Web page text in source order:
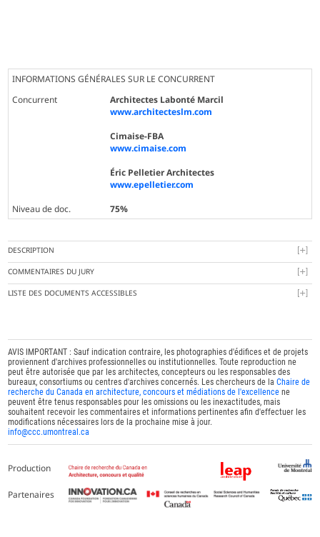
INFORMATIONS GÉNÉRALES SUR LE CONCURRENT
Concurrent
Architectes Labonté Marcil
www.architecteslm.com
Cimaise-FBA
www.cimaise.com
Éric Pelletier Architectes
www.epelletier.com
Niveau de doc.
75%
DESCRIPTION
COMMENTAIRES DU JURY
LISTE DES DOCUMENTS ACCESSIBLES
AVIS IMPORTANT : Sauf indication contraire, les photographies d'édifices et de projets
proviennent d'archives professionnelles ou institutionnelles. Toute reproduction ne
peut être autorisée que par les architectes, concepteurs ou les responsables des
bureaux, consortiums ou centres d'archives concernés. Les chercheurs de laChaire de
recherche du Canada en architecture, concours et médiations de l'excellence ne
peuvent être tenus responsables pour les omissions ou les inexactitudes, mais
souhaitent recevoir les commentaires et informations pertinentes afin d'effectuer les
modifications nécessaires lors de la prochaine mise à jour.
info@ccc.umontreal.ca
Production
Partenaires